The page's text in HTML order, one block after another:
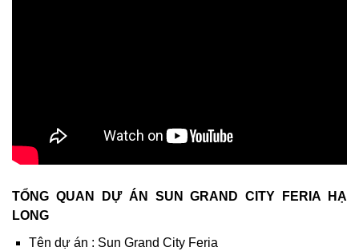
TỔNG QUAN DỰ ÁN SUN GRAND CITY FERIA HẠ
LONG
Tên dự án : Sun Grand City Feria